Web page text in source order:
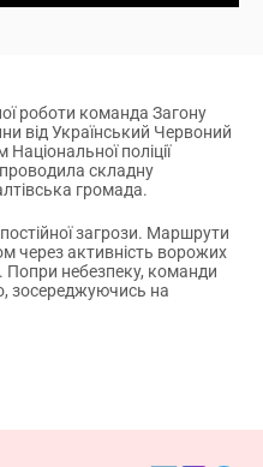
роботи команда Загону
від Український Червоний
Національної поліції
проводила складну
громада.
загрози. Маршрути
через активність ворожих
Попри небезпеку, команди
зосереджуючись на